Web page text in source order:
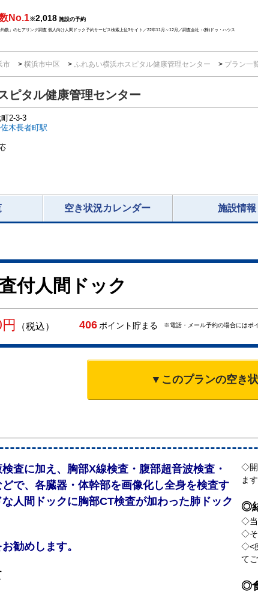
No.1※2,018 施設の予約
数」のヒアリング調査 個人向け人間ドック予約サービス検索上位3サイト／22年11月～12月／調査会社：(株)ドゥ・ハウス
市 横浜市中区 ふれあい横浜ホスピタル健康管理センター プラン一
ピタル健康管理センター
2-3-3
木長者町駅
空き状況カレンダー 施設情報
付人間ドック
円 （税込） 406 ポイント貯まる ※電話・メール予約の場合にはポ
▼このプランの空き
査に加え、胸部X線検査・腹部超音波検査・
で、各臓器・体幹部を画像化し全身を検査す
人間ドックに胸部CT検査が加わった肺ドック
勧めします。
◇開
ま
◎
◇当
◇そ
◇<
て
◎